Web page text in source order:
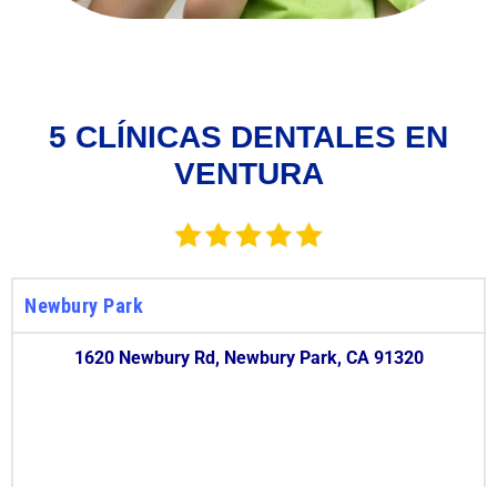
5 CLÍNICAS DENTALES EN
VENTURA
Newbury Park
1620 Newbury Rd, Newbury Park, CA 91320